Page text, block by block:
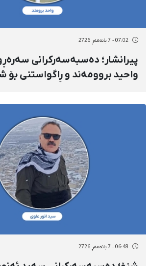
07:02 - 7 بانەمەڕ 2726
پیرانشار؛ دەسبەسەرکرانی
واحید بروومەند و ڕاگواستنی بۆ
06:48 - 7 بانەمەڕ 2726